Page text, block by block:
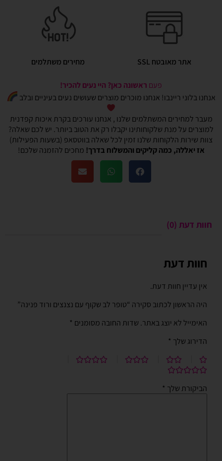
אתר מאובטח SSL מחירים משתלמים
פעם ראשונה כאן? היי נעים להכיר!
אנחנו בלוני ריינבו! אנחנו מוכרים מוצרים שעושים נעים בעיניים ובלב
מעבר למחירים המשתלמים שלנו , אנחנו עורכים בקרת איכות קפדנית
למוצרים על מנת שלקוחותינו יקבלו רק את הטוב ביותר. יש לכם שאלה?
צוות שירות הלקוחות שלנו זמין לכל שאלה בווטסאפ (בשעות הפעילות)
אז יאללה, כמה קליקים והמשלוח בדרך! מחכים להזמנה שלכם!
חוות דעת (0)
חוות דעת
אין עדיין חוות דעת.
היה הראשון לכתוב סקירה “טופר לב שקוף עם נצנצים ורוד פנינה”
האימייל לא יוצג באתר. שדות החובה מסומנים *
הדירוג שלך *
הביקורת שלך *